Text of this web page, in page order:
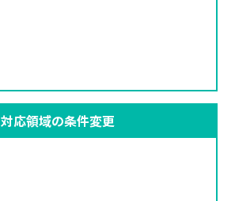
対応領域の条件変更